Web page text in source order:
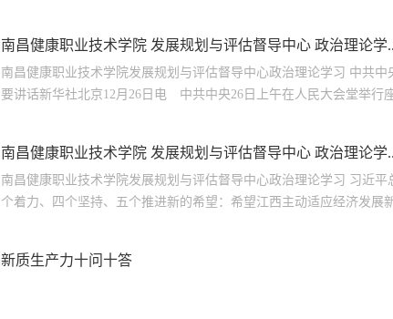
南昌健康职业技术学院 发展规划与评估督导中心 政治理论学
南昌健康职业技术学院发展规划与评估督导中心政治理论学习 中共
要讲话新华社北京12月26日电 中共中央26日上午在人民大会堂举行
南昌健康职业技术学院 发展规划与评估督导中心 政治理论学
南昌健康职业技术学院发展规划与评估督导中心政治理论学习 习近
个着力、四个坚持、五个推进新的希望：希望江西主动适应经济发展
新质生产力十问十答